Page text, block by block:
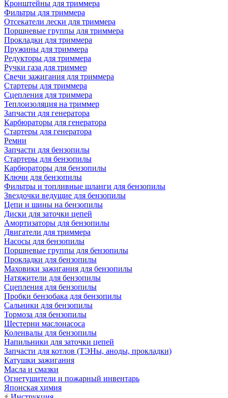
Кронштейны для триммера
Фильтры для триммера
Отсекатели лески для триммера
Поршневые группы для триммера
Прокладки для триммера
Пружины для триммера
Редукторы для триммера
Ручки газа для триммер
Свечи зажигания для триммера
Стартеры для триммера
Сцепления для триммера
Теплоизоляция на триммер
Запчасти для генератора
Карбюраторы для генератора
Стартеры для генератора
Ремни
Запчасти для бензопилы
Стартеры для бензопилы
Карбюраторы для бензопилы
Ключи для бензопилы
Фильтры и топливные шланги для бензопилы
Звездочки ведущие для бензопилы
Цепи и шины на бензопилы
Диски для заточки цепей
Амортизаторы для бензопилы
Двигатели для триммера
Насосы для бензопилы
Поршневые группы для бензопилы
Прокладки для бензопилы
Маховики зажигания для бензопилы
Натяжители для бензопилы
Сцепления для бензопилы
Пробки бензобака для бензопилы
Сальники для бензопилы
Тормоза для бензопилы
Шестерни маслонасоса
Коленвалы для бензопилы
Напильники для заточки цепей
Запчасти для котлов (ТЭНы, аноды, прокладки)
Катушки зажигания
Масла и смазки
Огнетушители и пожарный инвентарь
Японская химия